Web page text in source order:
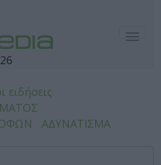
ειδήσεις
ΑΔΥΝΑΤΙΣΜΑ